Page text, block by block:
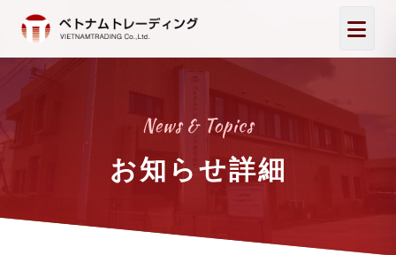
News & Topics
お知らせ詳細